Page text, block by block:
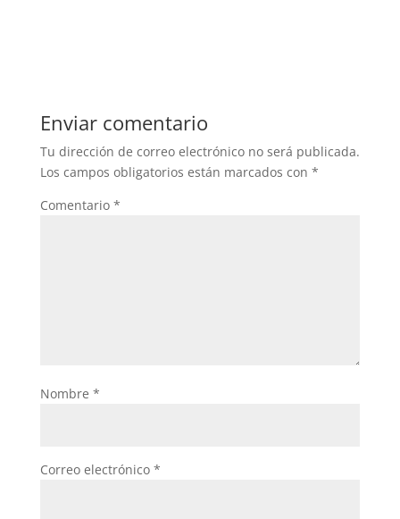
Enviar comentario
Tu dirección de correo electrónico no será publicada.
Los campos obligatorios están marcados con *
Comentario *
Nombre *
Correo electrónico *